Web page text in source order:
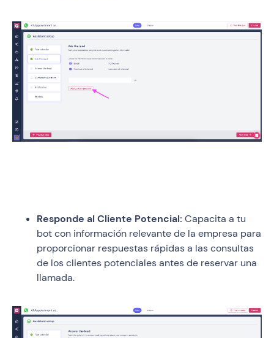
Responde al Cliente Potencial: Capacita a tu
bot con información relevante de la empresa para
proporcionar respuestas rápidas a las consultas
de los clientes potenciales antes de reservar una
llamada.